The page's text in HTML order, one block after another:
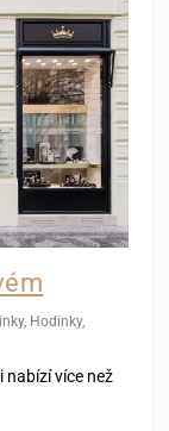
, Hodinky,
nabízí více než